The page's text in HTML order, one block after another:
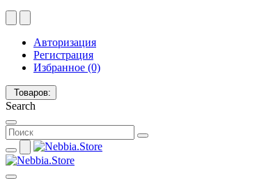
Авторизация
Регистрация
Избранное (0)
Товаров:
Search